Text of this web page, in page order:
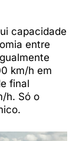
capacidade
entre
km/h em
final
h. Só o